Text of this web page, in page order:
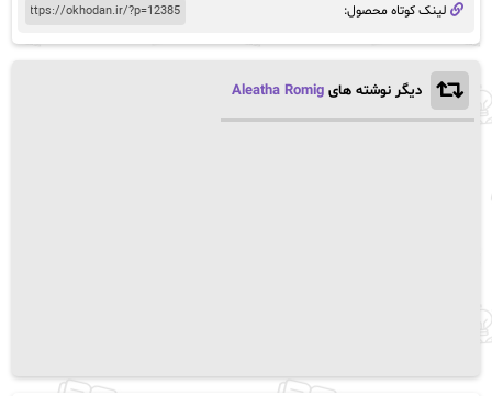
لینک کوتاه محصول:
دیگر نوشته های Aleatha Romig